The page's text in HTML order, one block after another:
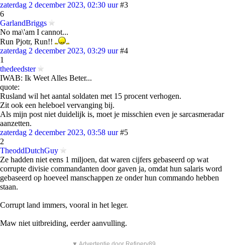
zaterdag 2 december 2023, 02:30 uur #3
6
GarlandBriggs
No ma\'am I cannot...
Run Pjotr, Run!!
zaterdag 2 december 2023, 03:29 uur #4
1
thedeedster
IWAB: Ik Weet Alles Beter...
quote:
Rusland wil het aantal soldaten met 15 procent verhogen.
Zit ook een heleboel vervanging bij.
Als mijn post niet duidelijk is, moet je misschien even je sarcasmeradar
aanzetten.
zaterdag 2 december 2023, 03:58 uur #5
2
TheoddDutchGuy
Ze hadden niet eens 1 miljoen, dat waren cijfers gebaseerd op wat
corrupte divisie commandanten door gaven ja, omdat hun salaris word
gebaseerd op hoeveel manschappen ze onder hun commando hebben
staan.
Corrupt land immers, vooral in het leger.
Maw niet uitbreiding, eerder aanvulling.